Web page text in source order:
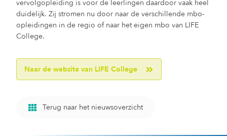
vervolgopleiding is voor de leerlingen daardoor vaak heel
duidelijk. Zij stromen nu door naar de verschillende mbo-
opleidingen in de regio of naar het eigen mbo van LIFE
College.
Naar de website van LIFE College
Terug naar het nieuwsoverzicht